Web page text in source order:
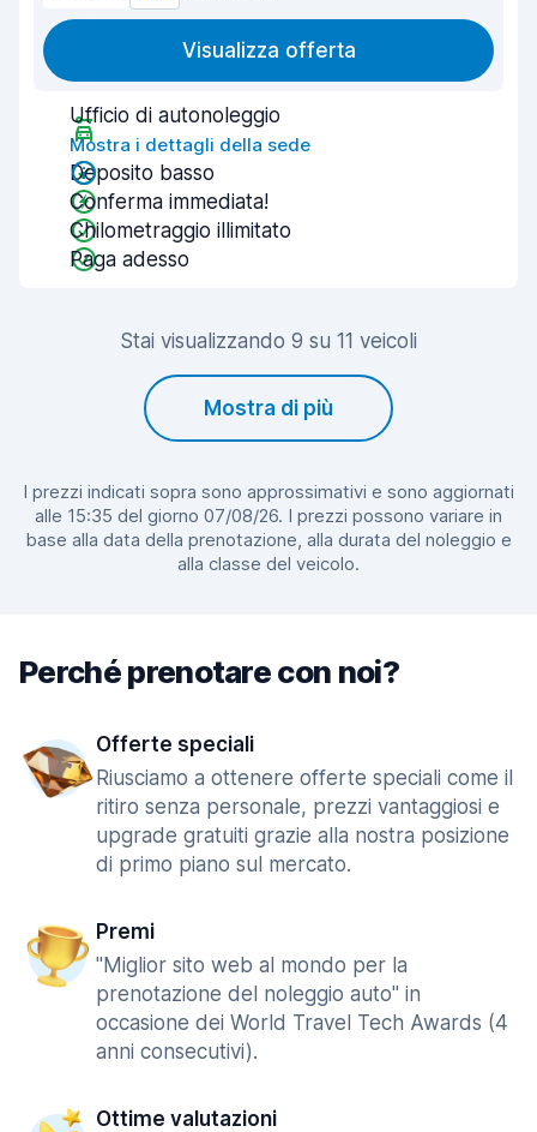
Visualizza offerta
Ufficio di autonoleggio
Mostra i dettagli della sede
Deposito basso
Conferma immediata!
Chilometraggio illimitato
Paga adesso
Stai visualizzando 9 su 11 veicoli
Mostra di più
I prezzi indicati sopra sono approssimativi e sono aggiornati
alle 15:35 del giorno 07/08/26. I prezzi possono variare in
base alla data della prenotazione, alla durata del noleggio e
alla classe del veicolo.
Perché prenotare con noi?
Offerte speciali
Riusciamo a ottenere offerte speciali come il
ritiro senza personale, prezzi vantaggiosi e
upgrade gratuiti grazie alla nostra posizione
di primo piano sul mercato.
Premi
"Miglior sito web al mondo per la
prenotazione del noleggio auto" in
occasione dei World Travel Tech Awards (4
anni consecutivi).
Ottime valutazioni